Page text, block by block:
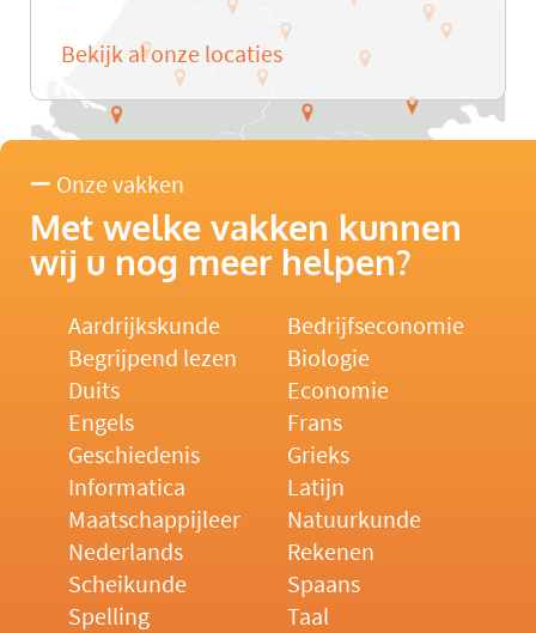
Bekijk al onze locaties
Onze vakken
Met welke vakken kunnen
wij u nog meer helpen?
Aardrijkskunde
Bedrijfseconomie
Begrijpend lezen
Biologie
Duits
Economie
Engels
Frans
Geschiedenis
Grieks
Informatica
Latijn
Maatschappijleer
Natuurkunde
Nederlands
Rekenen
Scheikunde
Spaans
Spelling
Taal